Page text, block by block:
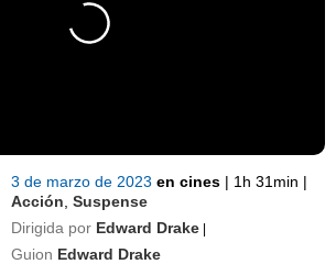
3 de marzo de 2023en cines | 1h 31min |
Acción ,Suspense
Dirigida por Edward Drake |
Guion Edward Drake